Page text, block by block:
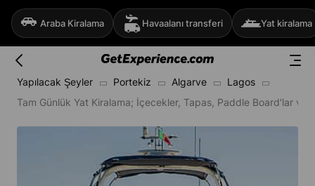
Araba Kiralama Havaalanı transferi Yat kiralama
Yapılacak Şeyler Portekiz Algarve
Lagos
Tam Günlük Yat Kiralama; İçecekler, Tapas, Paddle Board'lar ve